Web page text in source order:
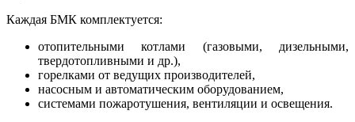
Каждая БМК комплектуется:
отопительными котлами (газовыми, дизельными,
твердотопливными и др.),
горелками от ведущих производителей,
насосным и автоматическим оборудованием,
системами пожаротушения, вентиляции и освещения.